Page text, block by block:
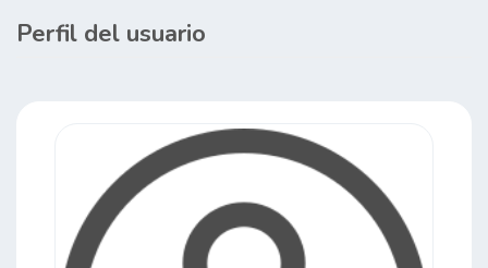
RSS
Perfil del usuario